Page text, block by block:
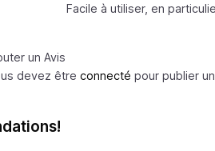
Facile à utiliser, en
un Avis
devez être connecté pour publier